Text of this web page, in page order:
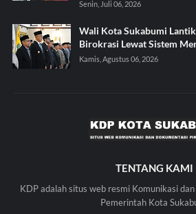
Senin, Juli 06, 2026
Wali Kota Sukabumi
Birokrasi Lewat Sistem
Kamis, Agustus 06, 2026
TENTANG KAMI
KDP adalah situs web resmi Komunikasi
Pemerintah Kota